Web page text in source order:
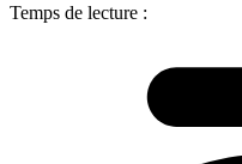
Temps de lecture :